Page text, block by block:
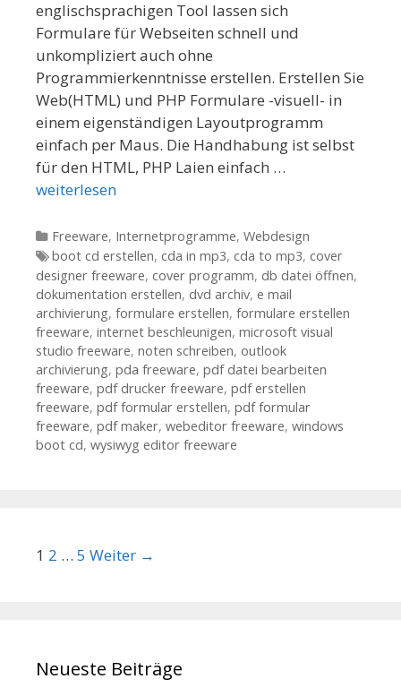
englischsprachigen Tool lassen sich
Formulare für Webseiten schnell und
unkompliziert auch ohne
Programmierkenntnisse erstellen. Erstellen Sie
Web(HTML) und PHP Formulare -visuell- in
einem eigenständigen Layoutprogramm
einfach per Maus. Die Handhabung ist selbst
für den HTML, PHP Laien einfach …
weiterlesen
Kategorien
Freeware, Internetprogramme, Webdesign
Tags
boot cd erstellen, cda in mp3, cda to mp3, cover
designer freeware, cover programm, db datei öffnen,
dokumentation erstellen, dvd archiv, e mail
archivierung, formulare erstellen, formulare erstellen
freeware, internet beschleunigen, microsoft visual
studio freeware, noten schreiben, outlook
archivierung, pda freeware, pdf datei bearbeiten
freeware, pdf drucker freeware, pdf erstellen
freeware, pdf formular erstellen, pdf formular
freeware, pdf maker, webeditor freeware, windows
boot cd, wysiwyg editor freeware
Beitrags-Navigation
1 2 … 5 Weiter →
Neueste Beiträge